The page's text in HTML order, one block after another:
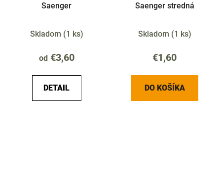
Saenger
Skladom (1 ks)
od€3,60
DETAIL
Saenger stredná
Skladom (1 ks)
€1,60
DO KOŠÍKA